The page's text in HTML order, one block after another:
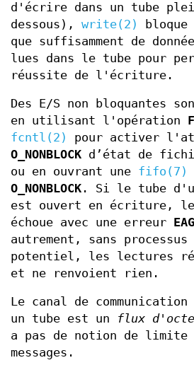
d'écrire dans un tube
dessous), write(2)
que suffisamment de
lues dans le tube pour
réussite de l'écriture.
Des E/S non bloquantes
en utilisant l'opération
fcntl(2)
pour activer
O_NONBLOCK d’état de
ou en ouvrant une fifo(7)
O_NONBLOCK . Si le tube
est ouvert en écriture,
échoue avec une erreur
autrement, sans
potentiel, les lectures
et ne renvoient rien.
Le canal de
un tube est un
flux
a pas de notion de limite
messages.